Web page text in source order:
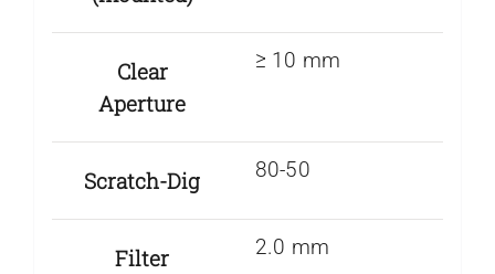
Clear
Aperture
≥ 10 mm
Scratch-Dig 80-50
Filter
2.0 mm